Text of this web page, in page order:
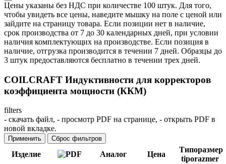
Цены указаны без НДС при количестве 100 штук. Для того,
чтобы увидеть все цены, наведите мышку на поле с ценой или
зайдите на страницу товара. Если позиции нет в наличие,
срок производства от 7 до 30 календарных дней, при условии
наличия комплектующих на производстве. Если позиция в
наличие, отгрузка производится в течении 7 дней. Образцы до
3 штук предоставляются бесплатно в течении трех дней.
COILCRAFT Индуктивности для корректоров
коэффициента мощности (ККМ)
filters
- скачать файл, - просмотр PDF на странице, - открыть PDF в
новой вкладке.
Применить Сброс фильтров
Изделие Аналог Цена
Типоразмер
tiporazmer